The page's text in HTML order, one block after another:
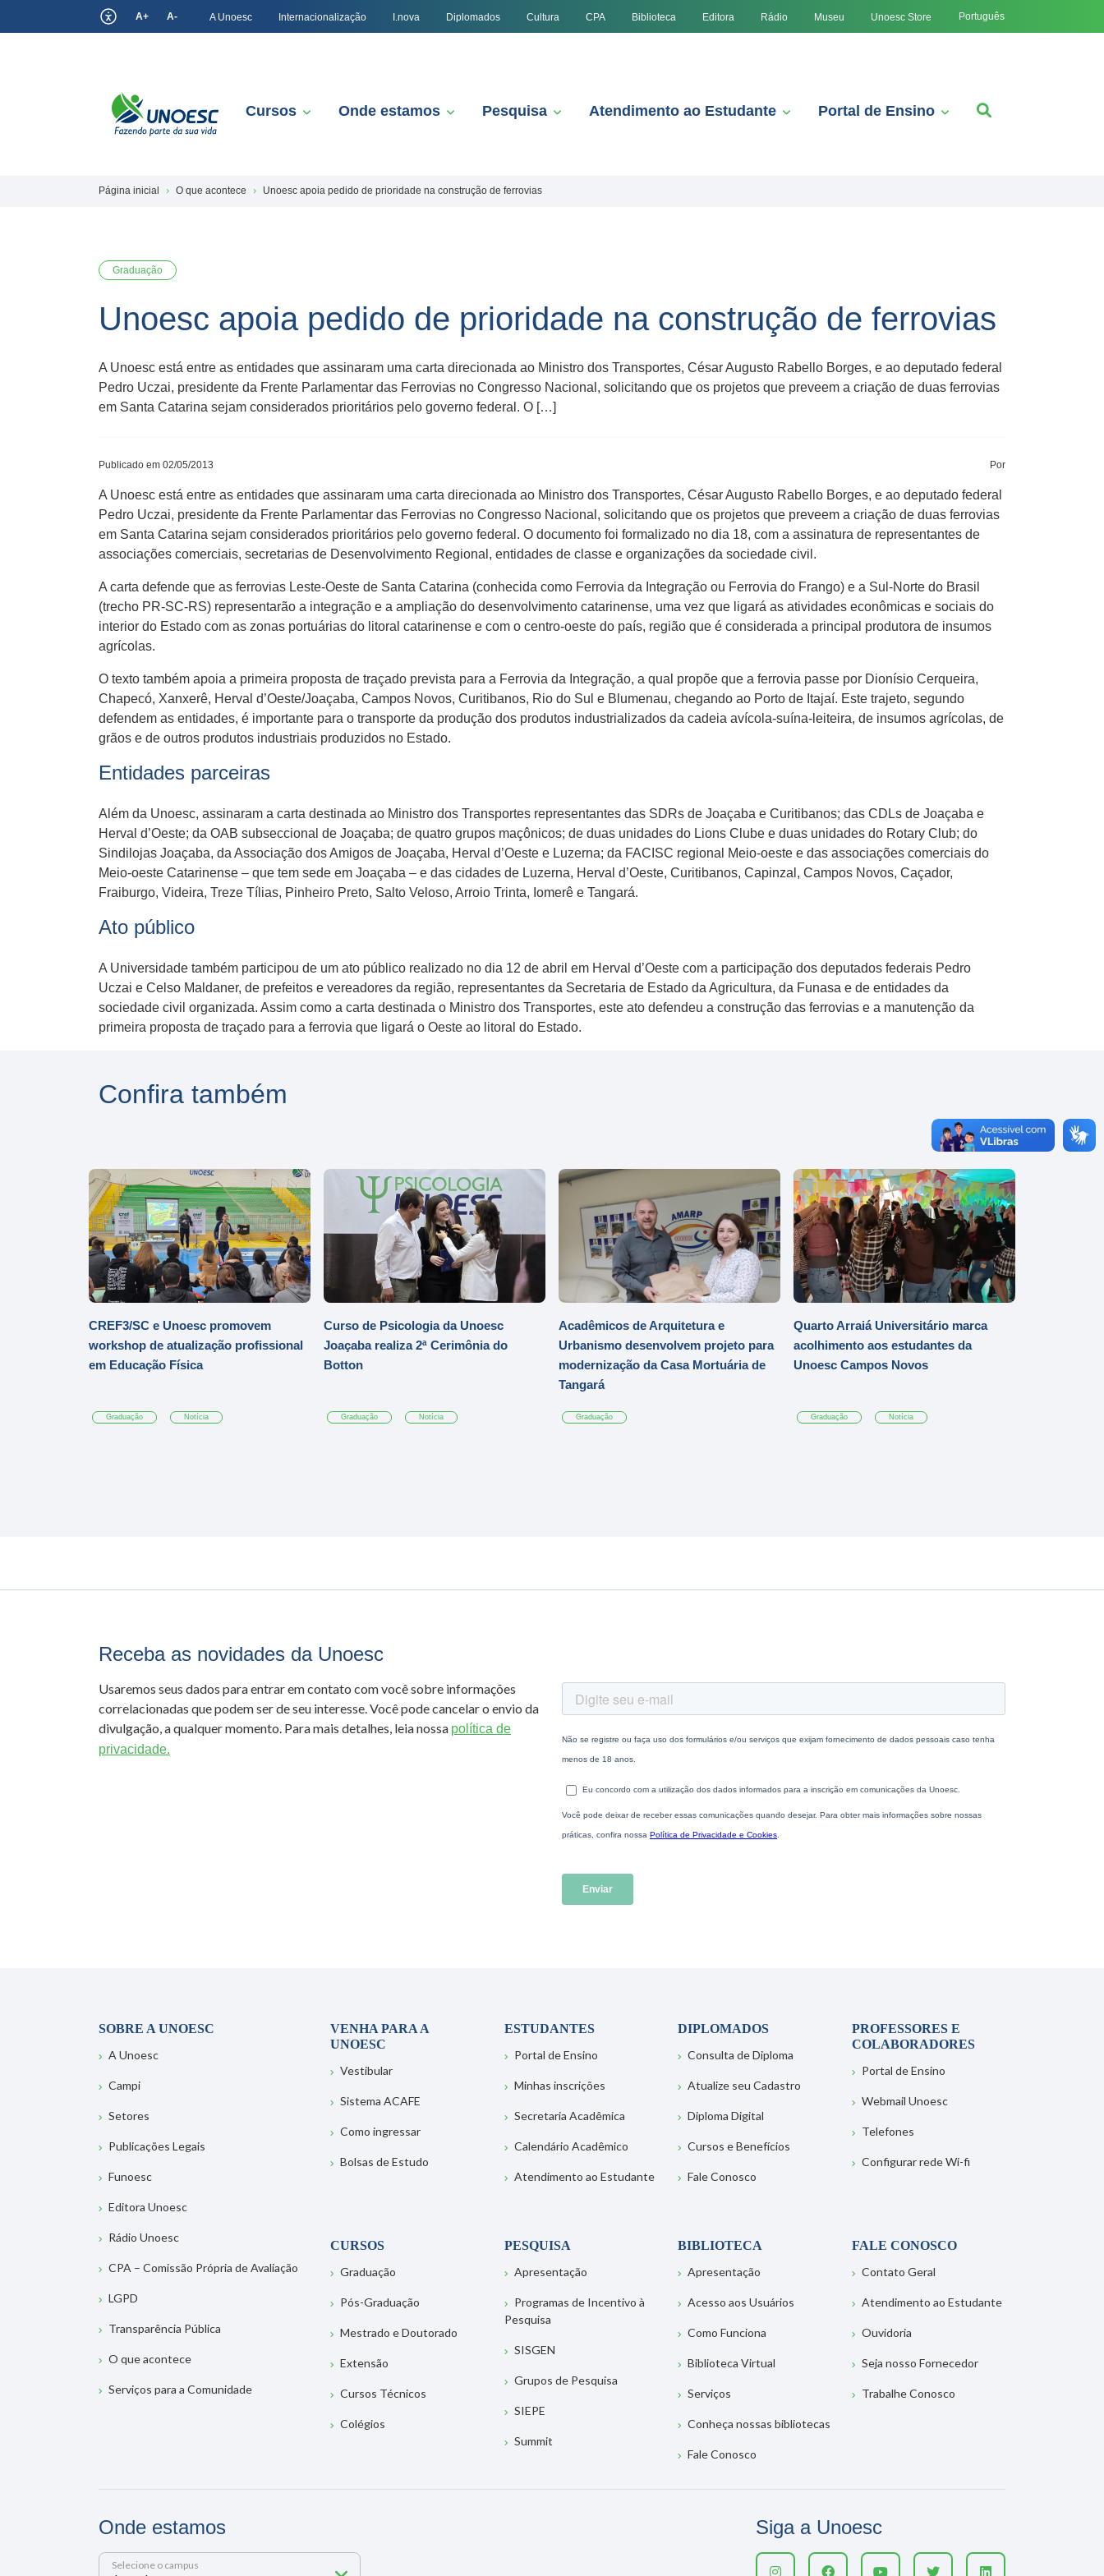
A+ A- A Unoesc Internacionalização I.nova Diplomados Cultura CPA Biblioteca Editora Rádio Museu Unoesc Store Português
Cursos Onde estamos Pesquisa Atendimento ao Estudante Portal de Ensino
Página inicial O que acontece Unoesc apoia pedido de prioridade na construção de ferrovias
Graduação
Unoesc apoia pedido de prioridade na construção de ferrovias
A Unoesc está entre as entidades que assinaram uma carta direcionada ao Ministro dos Transportes, César Augusto Rabello Borges, e ao deputado federal
Pedro Uczai, presidente da Frente Parlamentar das Ferrovias no Congresso Nacional, solicitando que os projetos que preveem a criação de duas ferrovias
em Santa Catarina sejam considerados prioritários pelo governo federal. O […]
Publicado em 02/05/2013 Por
A Unoesc está entre as entidades que assinaram uma carta direcionada ao Ministro dos Transportes, César Augusto Rabello Borges, e ao deputado federal
Pedro Uczai, presidente da Frente Parlamentar das Ferrovias no Congresso Nacional, solicitando que os projetos que preveem a criação de duas ferrovias
em Santa Catarina sejam considerados prioritários pelo governo federal. O documento foi formalizado no dia 18, com a assinatura de representantes de
associações comerciais, secretarias de Desenvolvimento Regional, entidades de classe e organizações da sociedade civil.
A carta defende que as ferrovias Leste-Oeste de Santa Catarina (conhecida como Ferrovia da Integração ou Ferrovia do Frango) e a Sul-Norte do Brasil
(trecho PR-SC-RS) representarão a integração e a ampliação do desenvolvimento catarinense, uma vez que ligará as atividades econômicas e sociais do
interior do Estado com as zonas portuárias do litoral catarinense e com o centro-oeste do país, região que é considerada a principal produtora de insumos
agrícolas.
O texto também apoia a primeira proposta de traçado prevista para a Ferrovia da Integração, a qual propõe que a ferrovia passe por Dionísio Cerqueira,
Chapecó, Xanxerê, Herval d’Oeste/Joaçaba, Campos Novos, Curitibanos, Rio do Sul e Blumenau, chegando ao Porto de Itajaí. Este trajeto, segundo
defendem as entidades, é importante para o transporte da produção dos produtos industrializados da cadeia avícola-suína-leiteira, de insumos agrícolas, de
grãos e de outros produtos industriais produzidos no Estado.
Entidades parceiras
Além da Unoesc, assinaram a carta destinada ao Ministro dos Transportes representantes das SDRs de Joaçaba e Curitibanos; das CDLs de Joaçaba e
Herval d’Oeste; da OAB subseccional de Joaçaba; de quatro grupos maçônicos; de duas unidades do Lions Clube e duas unidades do Rotary Club; do
Sindilojas Joaçaba, da Associação dos Amigos de Joaçaba, Herval d’Oeste e Luzerna; da FACISC regional Meio-oeste e das associações comerciais do
Meio-oeste Catarinense – que tem sede em Joaçaba – e das cidades de Luzerna, Herval d’Oeste, Curitibanos, Capinzal, Campos Novos, Caçador,
Fraiburgo, Videira, Treze Tílias, Pinheiro Preto, Salto Veloso, Arroio Trinta, Iomerê e Tangará.
Ato público
A Universidade também participou de um ato público realizado no dia 12 de abril em Herval d’Oeste com a participação dos deputados federais Pedro
Uczai e Celso Maldaner, de prefeitos e vereadores da região, representantes da Secretaria de Estado da Agricultura, da Funasa e de entidades da
sociedade civil organizada. Assim como a carta destinada o Ministro dos Transportes, este ato defendeu a construção das ferrovias e a manutenção da
primeira proposta de traçado para a ferrovia que ligará o Oeste ao litoral do Estado.
Confira também
CREF3/SC e Unoesc promovem
workshop de atualização profissional
em Educação Física
Graduação Notícia
Curso de Psicologia da Unoesc
Joaçaba realiza 2ª Cerimônia do
Botton
Graduação Notícia
Acadêmicos de Arquitetura e
Urbanismo desenvolvem projeto para
modernização da Casa Mortuária de
Tangará
Graduação
Quarto Arraiá Universitário marca
acolhimento aos estudantes da
Unoesc Campos Novos
Graduação Notícia
Receba as novidades da Unoesc
Usaremos seus dados para entrar em contato com você sobre informações
correlacionadas que podem ser de seu interesse. Você pode cancelar o envio da
divulgação, a qualquer momento. Para mais detalhes, leia nossa política de
privacidade.
SOBRE A UNOESC
A Unoesc
Campi
Setores
Publicações Legais
Funoesc
Editora Unoesc
Rádio Unoesc
CPA – Comissão Própria de Avaliação
LGPD
Transparência Pública
O que acontece
Serviços para a Comunidade
VENHA PARA A
UNOESC
Vestibular
Sistema ACAFE
Como ingressar
Bolsas de Estudo
ESTUDANTES
Portal de Ensino
Minhas inscrições
Secretaria Acadêmica
Calendário Acadêmico
Atendimento ao Estudante
DIPLOMADOS
Consulta de Diploma
Atualize seu Cadastro
Diploma Digital
Cursos e Benefícios
Fale Conosco
PROFESSORES E
COLABORADORES
Portal de Ensino
Webmail Unoesc
Telefones
Configurar rede Wi-fi
CURSOS
Graduação
Pós-Graduação
Mestrado e Doutorado
Extensão
Cursos Técnicos
Colégios
PESQUISA
Apresentação
Programas de Incentivo à
Pesquisa
SISGEN
Grupos de Pesquisa
SIEPE
Summit
BIBLIOTECA
Apresentação
Acesso aos Usuários
Como Funciona
Biblioteca Virtual
Serviços
Conheça nossas bibliotecas
Fale Conosco
FALE CONOSCO
Contato Geral
Atendimento ao Estudante
Ouvidoria
Seja nosso Fornecedor
Trabalhe Conosco
Onde estamos
Selecione o campus
Siga a Unoesc